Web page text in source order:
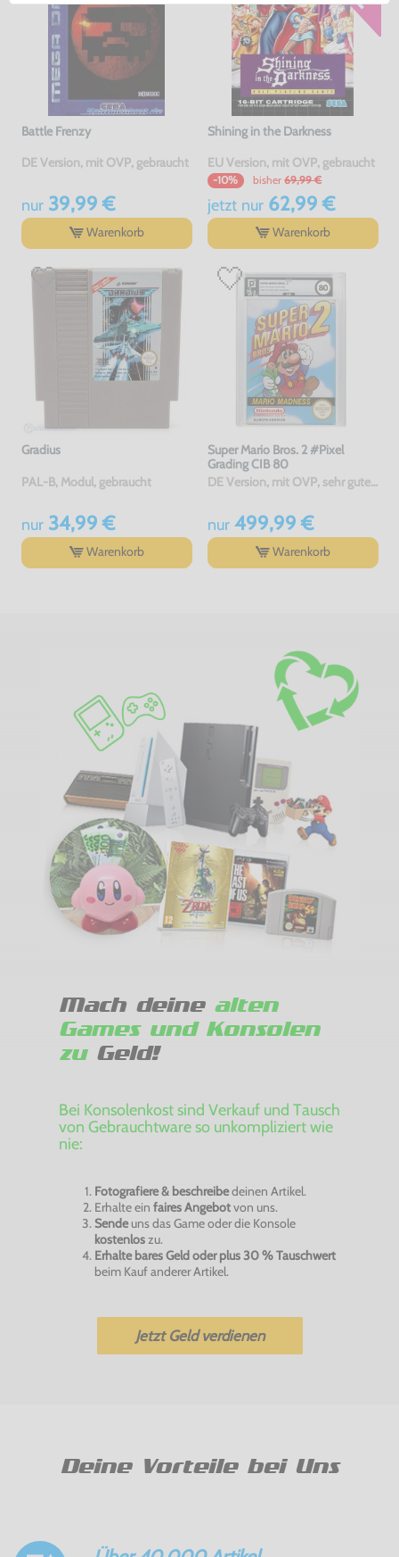
Battle Frenzy
DE Version, mit OVP, gebraucht
nur39,99 €
Warenkorb
Shining in the Darkness
EU Version, mit OVP, gebraucht
-10% bisher 69,99 €
jetzt nur62,99 €
Warenkorb
Gradius
PAL-B, Modul, gebraucht
nur34,99 €
Warenkorb
Super Mario Bros. 2 #Pixel
Grading CIB 80
DE Version, mit OVP, sehr guter Zustand, gebraucht
nur499,99 €
Warenkorb
Mach deine alten
Games und Konsolen
zuGeld!
Bei Konsolenkost sind Verkauf und Tausch
von Gebrauchtware so unkompliziert wie
nie:
Fotografiere & beschreibedeinen Artikel.
Erhalte ein faires Angebotvon uns.
Sendeuns das Game oder die Konsole
kostenloszu.
Erhalte bares Geld oder plus 30 % Tauschwert
beim Kauf anderer Artikel.
Jetzt Geld verdienen
Deine Vorteile bei Uns